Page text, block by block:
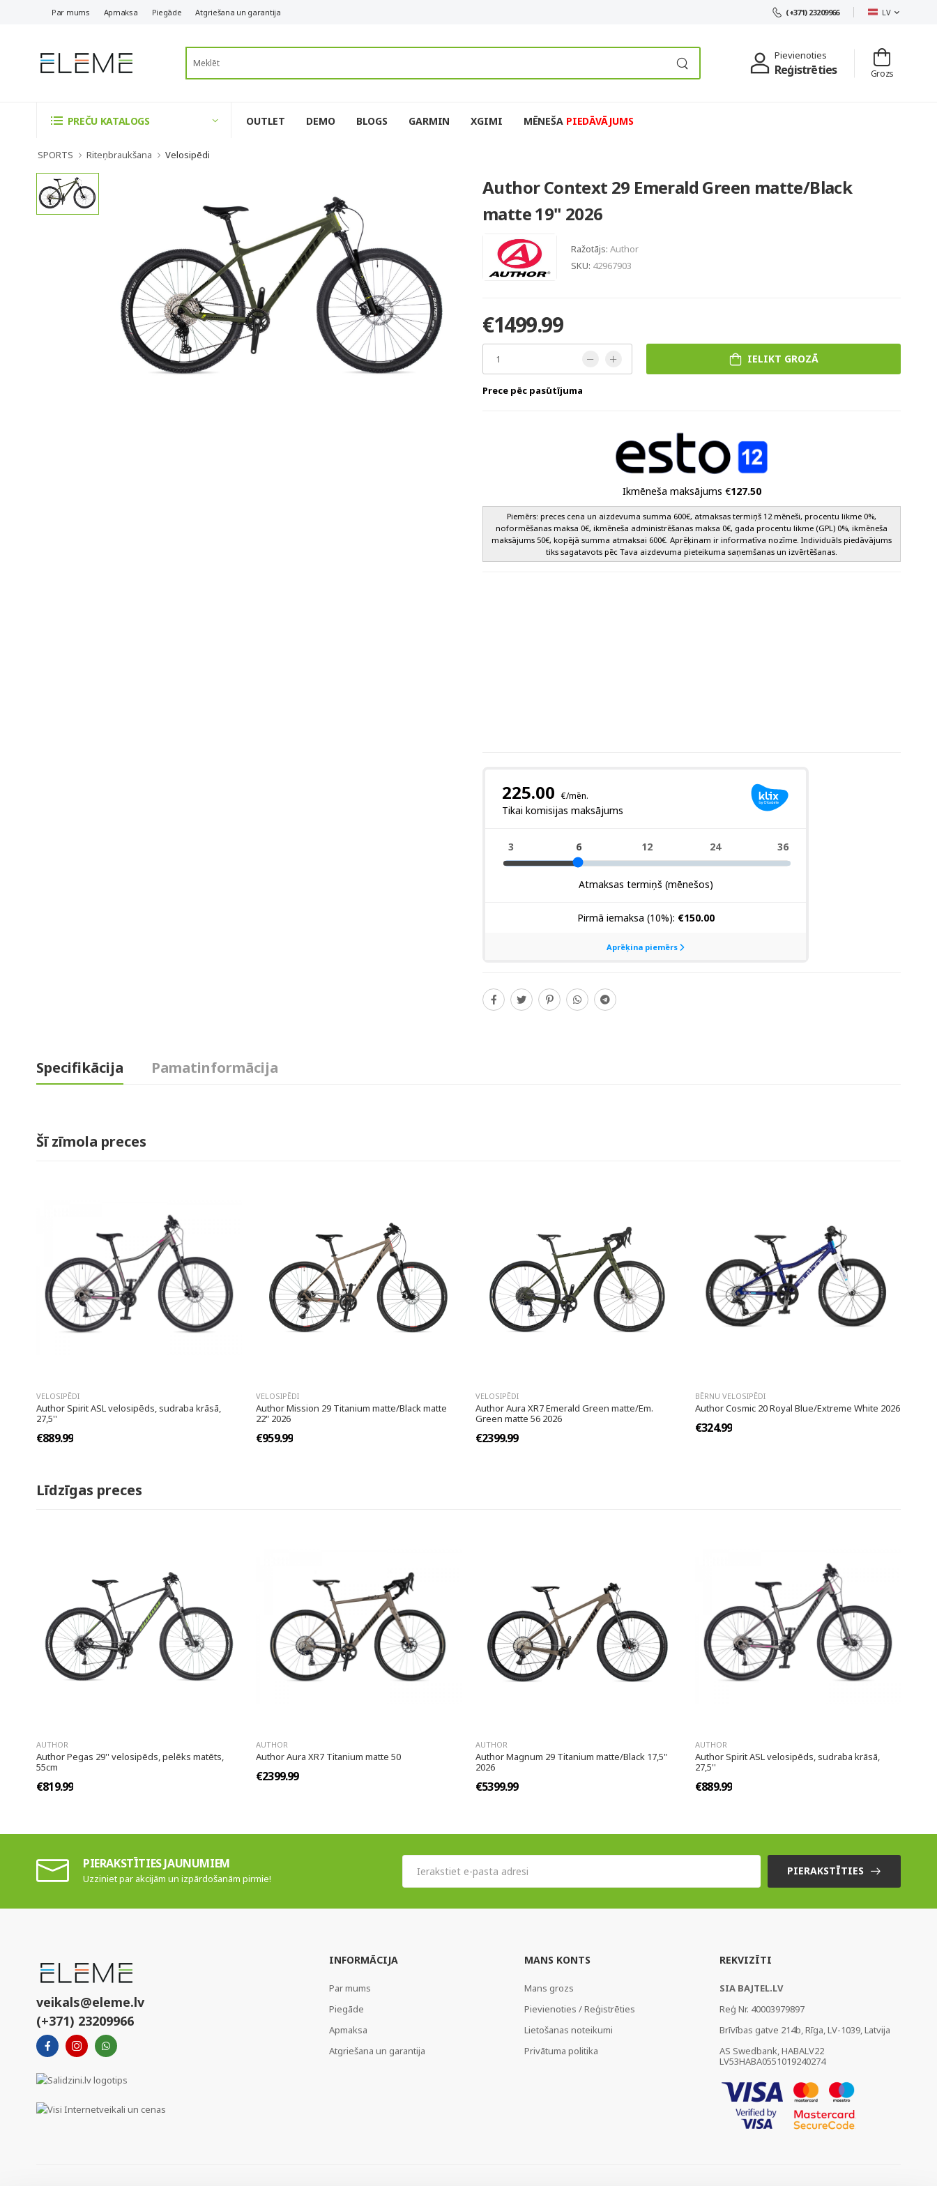
Par mums Apmaksa Piegāde Atgriešana un garantija (+371) 23209966 LV
Pievienoties
Reģistrēties Grozs
PREČU KATALOGS OUTLET DEMO BLOGS GARMIN XGIMI MĒNEŠA PIEDĀVĀJUMS
SPORTS Riteņbraukšana Velosipēdi
Author Context 29 Emerald Green matte/Black
matte 19" 2026
Ražotājs: Author
SKU: 42967903
€1499.99
IELIKT GROZĀ
Prece pēc pasūtījuma
Ikmēneša maksājums €127.50
Piemērs: preces cena un aizdevuma summa 600€, atmaksas termiņš 12 mēneši, procentu likme 0%,
noformēšanas maksa 0€, ikmēneša administrēšanas maksa 0€, gada procentu likme (GPL) 0%, ikmēneša
maksājums 50€, kopējā summa atmaksai 600€. Aprēķinam ir informatīva nozīme. Individuāls piedāvājums
tiks sagatavots pēc Tava aizdevuma pieteikuma saņemšanas un izvērtēšanas.
Specifikācija Pamatinformācija
Šī zīmola preces
VELOSIPĒDI
Author Spirit ASL velosipēds, sudraba krāsā,
27,5''
€889.99
VELOSIPĒDI
Author Mission 29 Titanium matte/Black matte
22" 2026
€959.99
VELOSIPĒDI
Author Aura XR7 Emerald Green matte/Em.
Green matte 56 2026
€2399.99
BĒRNU VELOSIPĒDI
Author Cosmic 20 Royal Blue/Extreme White 2026
€324.99
Līdzīgas preces
AUTHOR
Author Pegas 29'' velosipēds, pelēks matēts,
55cm
€819.99
AUTHOR
Author Aura XR7 Titanium matte 50
€2399.99
AUTHOR
Author Magnum 29 Titanium matte/Black 17,5"
2026
€5399.99
AUTHOR
Author Spirit ASL velosipēds, sudraba krāsā,
27,5''
€889.99
PIERAKSTĪTIES JAUNUMIEM
Uzziniet par akcijām un izpārdošanām pirmie!
PIERAKSTĪTIES
veikals@eleme.lv
(+371) 23209966
INFORMĀCIJA
Par mums
Piegāde
Apmaksa
Atgriešana un garantija
MANS KONTS
Mans grozs
Pievienoties / Reģistrēties
Lietošanas noteikumi
Privātuma politika
REKVIZĪTI
SIA BAJTEL.LV
Reģ Nr. 40003979897
Brīvības gatve 214b, Rīga, LV-1039, Latvija
AS Swedbank, HABALV22
LV53HABA0551019240274